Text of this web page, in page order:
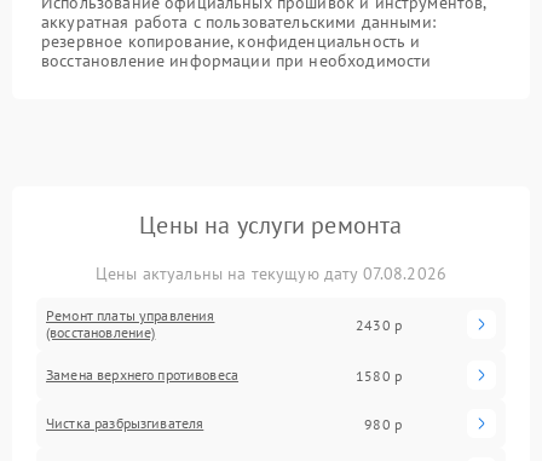
аккуратная работа с пользовательскими данными:
резервное копирование, конфиденциальность и
восстановление информации при необходимости
Цены на услуги ремонта
Цены актуальны на текущую дату 07.08.2026
Ремонт платы управления
(восстановление)
2430 р
Замена верхнего противовеса 1580 р
Чистка разбрызгивателя 980 р